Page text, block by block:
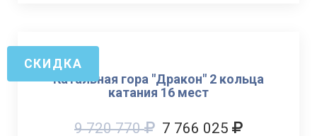
Катальная гора "Дракон" 2 кольца
катания 16 мест
9 720 770 7 766 025
СКИДКА